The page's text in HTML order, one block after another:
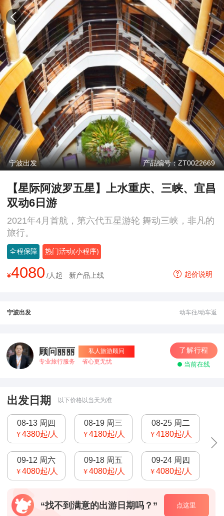
宁波出发 产品编号：ZT0022669
【星际阿波罗五星】上水重庆、三峡、宜昌
双动6日游
2021年4月首航，第六代五星游轮 舞动三峡，非凡的
旅行。
全程保障 热门活动(小程序)
¥4080 /人起 新产品上线 起价说明
宁波出发 动车往/动车返
顾问丽丽
私人旅游顾问
专业旅行服务
省心更无忧
了解行程
当前在线
出发日期 以下价格以当天为准
08-13 周四
￥4380起/人
08-19 周三
￥4180起/人
08-25 周二
￥4180起/人
09-12 周六
￥4080起/人
09-18 周五
￥4080起/人
09-24 周四
￥4080起/人
“找不到满意的出游日期吗？” 点这里